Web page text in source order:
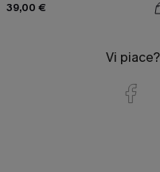
39,00 €
Vi